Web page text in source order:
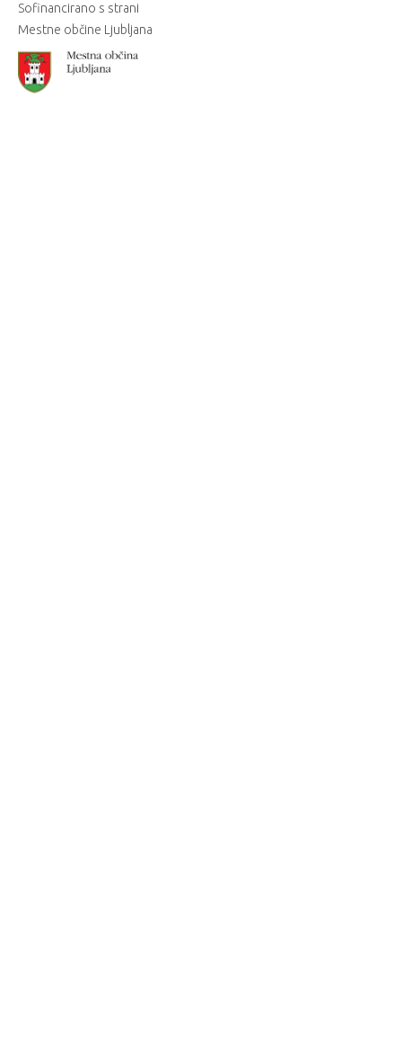
Sofinancirano s strani
Mestne občine Ljubljana